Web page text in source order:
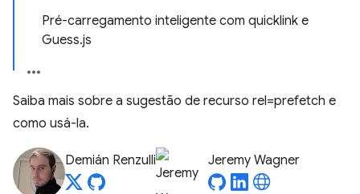
Pré-carregamento inteligente com quicklink e
Guess.js
Saiba mais sobre a sugestão de recurso rel=prefetch e
como usá-la.
Demián Renzulli Jeremy Wagner